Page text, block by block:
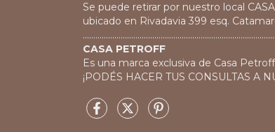
Se puede retirar por nuestro local
ubicado en Rivadavia 399 esq.
CASA PETROFF
Es una marca exclusiva de Casa
¡PODÉS HACER TUS CONSULTAS A